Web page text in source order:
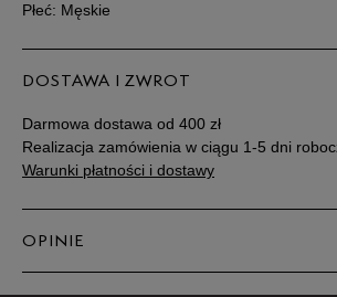
43,5 27,5 cm
Płeć: Męskie
DOSTAWA I ZWROT
Darmowa dostawa od 400 zł
Realizacja zamówienia w ciągu 1-5 dni
Warunki płatności i dostawy
OPINIE